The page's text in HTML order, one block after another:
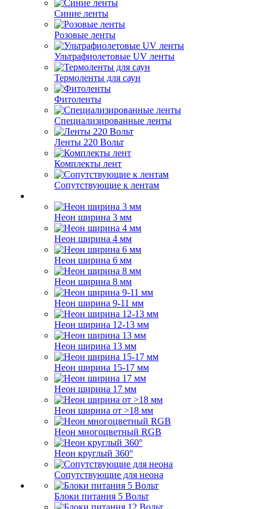
Синие ленты
Розовые ленты
Ультрафиолетовые UV ленты
Термоленты для саун
Фитоленты
Специализированные ленты
Ленты 220 Вольт
Комплекты лент
Сопутствующие к лентам
Неон ширина 3 мм
Неон ширина 4 мм
Неон ширина 6 мм
Неон ширина 8 мм
Неон ширина 9-11 мм
Неон ширина 12-13 мм
Неон ширина 13 мм
Неон ширина 15-17 мм
Неон ширина 17 мм
Неон ширина от >18 мм
Неон многоцветный RGB
Неон круглый 360°
Сопутствующие для неона
Блоки питания 5 Вольт